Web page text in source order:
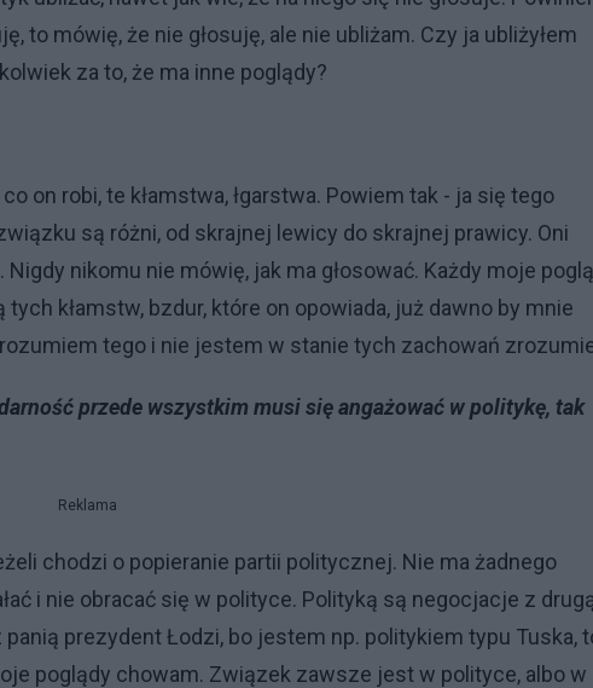
to mówię, że nie głosuję, ale nie ubliżam. Czy ja ubliżyłem
za to, że ma inne poglądy?
on robi, te kłamstwa, łgarstwa. Powiem tak - ja się tego
są różni, od skrajnej lewicy do skrajnej prawicy. Oni
nikomu nie mówię, jak ma głosować. Każdy moje
kłamstw, bzdur, które on opowiada, już dawno by mnie
tego i nie jestem w stanie tych zachowań
przede wszystkim musi się angażować w politykę, tak
Reklama
chodzi o popieranie partii politycznej. Nie ma żadnego
i nie obracać się w polityce. Polityką są negocjacje z
prezydent Łodzi, bo jestem np. politykiem typu Tuska,
poglądy chowam. Związek zawsze jest w polityce, albo w